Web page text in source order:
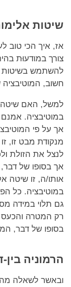
שיטות
אז, איך הכי טוב
צורך במודעוּת
להשתמש בשיטות
חשוב, המוטיבציה
למשל, האם שיטה
במוטיבציה.
אך על פי
מנקודת מבט זו,
לנצל את הזולת
אך בסופו של דבר,
אותו/ה, זו שיטה
במוטיבציה. כל
גם תלוי במידה
רק המטרה והכעס
בסופו של דבר,
הרמוניה
ובאשר לשאלה